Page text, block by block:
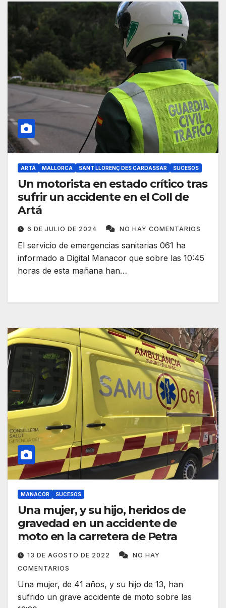
ARTÁ MALLORCA SANT LLORENÇ DES CARDASSAR SUCESOS
Un motorista en estado crítico tras
sufrir un accidente en el Coll de
Artá
6 DE JULIO DE 2024 NO HAY COMENTARIOS
El servicio de emergencias sanitarias 061 ha
informado a Digital Manacor que sobre las 10:45
horas de esta mañana han…
MANACOR SUCESOS
Una mujer, y su hijo, heridos de
gravedad en un accidente de
moto en la carretera de Petra
13 DE AGOSTO DE 2022
NO HAY
COMENTARIOS
Una mujer, de 41 años, y su hijo de 13, han
sufrido un grave accidente de moto sobre las